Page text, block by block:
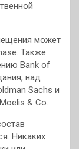
может
Также
Bank of
над
Sachs и
& Co.
Никаких